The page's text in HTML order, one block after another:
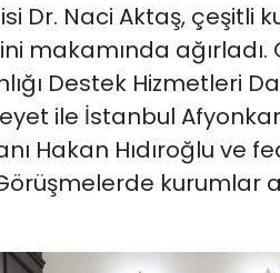
Dr. Naci Aktaş, çeşitli
makamında
Destek Hizmetleri
ile İstanbul
Hakan Hıdıroğlu ve
kurumlar